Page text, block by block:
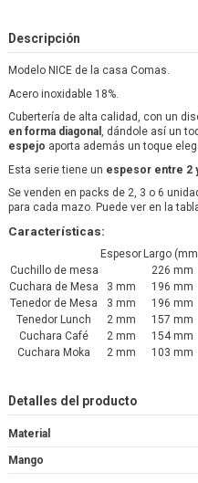
Descripción
Modelo NICE de la casa Comas.
Acero inoxidable 18%.
Cubertería de alta calidad, con un
en forma diagonal , dándole así un
espejo aporta además un toque
Esta serie tiene un espesor entre 2
Se venden en packs de 2, 3 o 6
para cada mazo. Puede ver en la
Características:
Espesor Largo
Cuchillo de mesa
226 mm
Cuchara de Mesa
3 mm 196 mm
Tenedor de Mesa
3 mm 196 mm
Tenedor Lunch
2 mm 157 mm
Cuchara Café
2 mm 154 mm
Cuchara Moka
2 mm 103 mm
Detalles del producto
Material
Mango